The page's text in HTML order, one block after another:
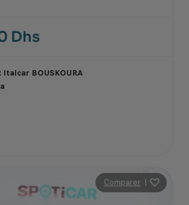
Dhs
Italcar BOUSKOURA
Comparer |